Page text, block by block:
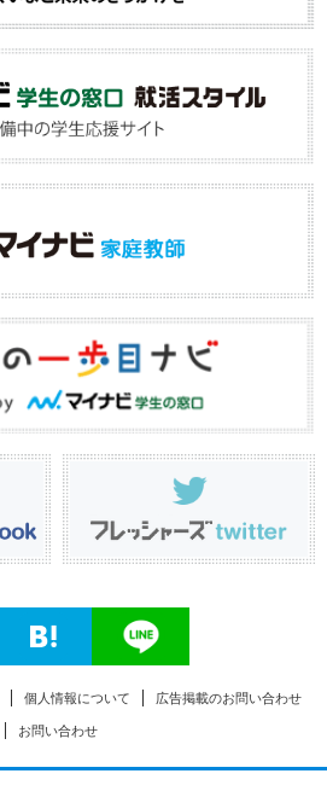
個人情報について 広告掲載のお問い合わせ
お問い合わせ